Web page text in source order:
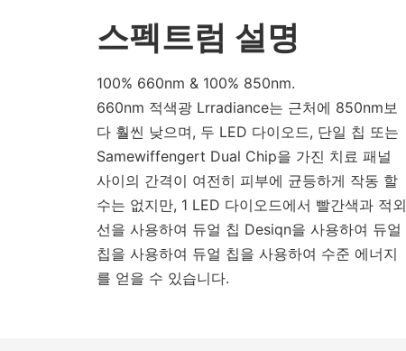
스펙트럼 설명
100% 660nm & 100% 850nm.
660nm 적색광 Lrradiance는 근처에 850nm보
다 훨씬 낮으며, 두 LED 다이오드, 단일 칩 또는
Samewiffengert Dual Chip을 가진 치료 패널
사이의 간격이 여전히 피부에 균등하게 작동 할
수는 없지만, 1 LED 다이오드에서 빨간색과 적외
선을 사용하여 듀얼 칩 Desiqn을 사용하여 듀얼
칩을 사용하여 듀얼 칩을 사용하여 수준 에너지
를 얻을 수 있습니다.